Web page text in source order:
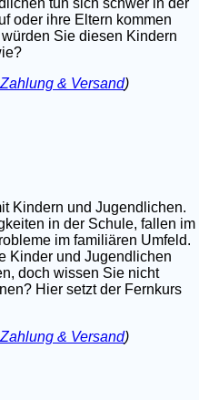
tun sich schwer in der
oder ihre Eltern kommen
Sie diesen Kindern
Zahlung & Versand)
Kindern und Jugendlichen.
in der Schule, fallen im
im familiären Umfeld.
Kinder und Jugendlichen
doch wissen Sie nicht
Hier setzt der Fernkurs
Zahlung & Versand)